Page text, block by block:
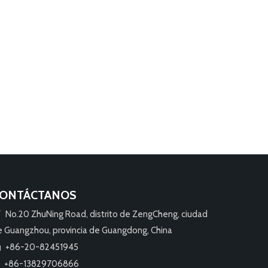
No.20 ZhuNing Road, distrito de ZengCheng, ciudad
Guangzhou, provincia de Guangdong, China
+86-20-82451945
+86-13829706866